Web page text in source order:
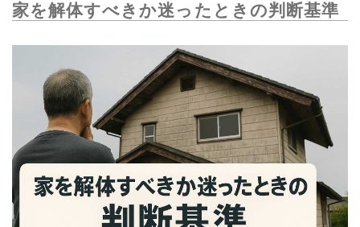
家を解体すべきか迷ったときの判断基準